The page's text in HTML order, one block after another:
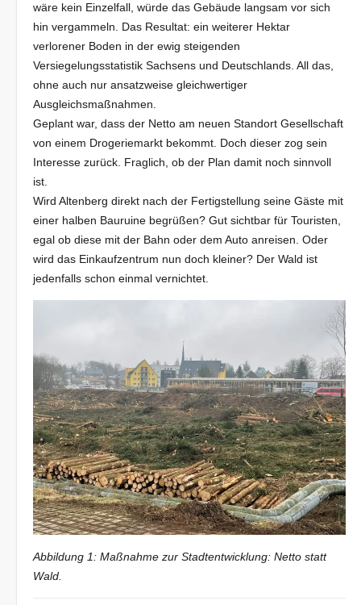
wäre kein Einzelfall, würde das Gebäude langsam vor sich
hin vergammeln. Das Resultat: ein weiterer Hektar
verlorener Boden in der ewig steigenden
Versiegelungsstatistik Sachsens und Deutschlands. All das,
ohne auch nur ansatzweise gleichwertiger
Ausgleichsmaßnahmen.
Geplant war, dass der Netto am neuen Standort Gesellschaft
von einem Drogeriemarkt bekommt. Doch dieser zog sein
Interesse zurück. Fraglich, ob der Plan damit noch sinnvoll
ist.
Wird Altenberg direkt nach der Fertigstellung seine Gäste mit
einer halben Bauruine begrüßen? Gut sichtbar für Touristen,
egal ob diese mit der Bahn oder dem Auto anreisen. Oder
wird das Einkaufzentrum nun doch kleiner? Der Wald ist
jedenfalls schon einmal vernichtet.
Abbildung 1: Maßnahme zur Stadtentwicklung: Netto statt
Wald.